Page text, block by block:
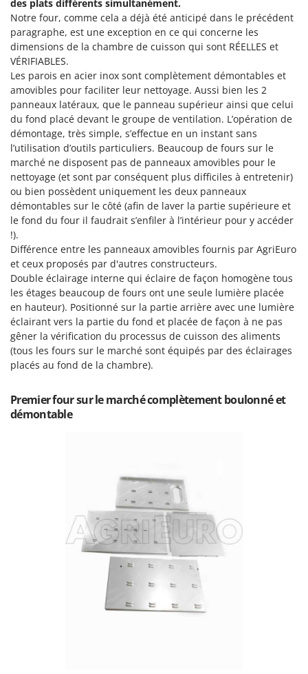
Stiga
Stocker
Sunseeker
T
Tecla
TecnoGen
Tellarini Pompe
Telwin
Tenco
Tineco
Titania
Tre Spade
Trev - Abrek - TecnoVIR
Trotec
Troy-Bilt
U
Udor
V
Verdemax
Wiper EcoRobot
des plats différents simultanément.
Notre four, comme cela a déjà été anticipé dans le précédent
paragraphe, est une exception en ce qui concerne les
dimensions de la chambre de cuisson qui sont RÉELLES et
VÉRIFIABLES.
Les parois en acier inox sont complètement démontables et
amovibles pour faciliter leur nettoyage. Aussi bien les 2
panneaux latéraux, que le panneau supérieur ainsi que celui
du fond placé devant le groupe de ventilation. L’opération de
démontage, très simple, s’effectue en un instant sans
l’utilisation d’outils particuliers. Beaucoup de fours sur le
marché ne disposent pas de panneaux amovibles pour le
nettoyage (et sont par conséquent plus difficiles à entretenir)
ou bien possèdent uniquement les deux panneaux
démontables sur le côté (afin de laver la partie supérieure et
le fond du four il faudrait s’enfiler à l’intérieur pour y accéder
!).
Différence entre les panneaux amovibles fournis par AgriEuro
et ceux proposés par d'autres constructeurs.
Double éclairage interne qui éclaire de façon homogène tous
les étages beaucoup de fours ont une seule lumière placée
en hauteur). Positionné sur la partie arrière avec une lumière
éclairant vers la partie du fond et placée de façon à ne pas
gêner la vérification du processus de cuisson des aliments
(tous les fours sur le marché sont équipés par des éclairages
placés au fond de la chambre).
Premier four sur le marché complètement boulonné et
démontable